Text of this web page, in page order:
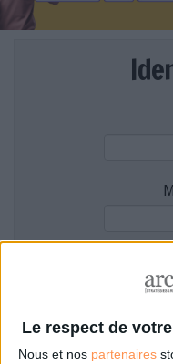
Le respect de
Nous et nos partenaires
NUMÉRIQUE RESPONSABLE
LES LIVRES BLANCS